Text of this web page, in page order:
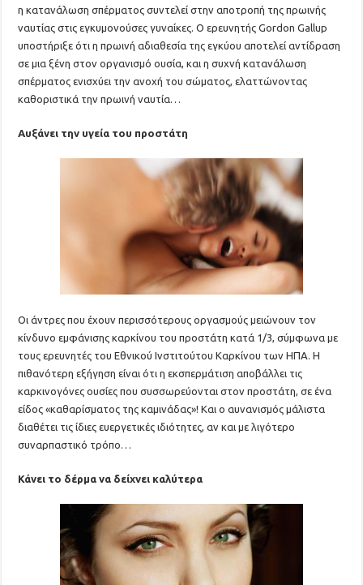
η κατανάλωση σπέρματος συντελεί στην αποτροπή της πρωινής
ναυτίας στις εγκυμονούσες γυναίκες. Ο ερευνητής Gordon Gallup
υποστήριξε ότι η πρωινή αδιαθεσία της εγκύου αποτελεί αντίδραση
σε μια ξένη στον οργανισμό ουσία, και η συχνή κατανάλωση
σπέρματος ενισχύει την ανοχή του σώματος, ελαττώνοντας
καθοριστικά την πρωινή ναυτία…
Αυξάνει την υγεία του προστάτη
Οι άντρες που έχουν περισσότερους οργασμούς μειώνουν τον
κίνδυνο εμφάνισης καρκίνου του προστάτη κατά 1/3, σύμφωνα με
τους ερευνητές του Εθνικού Ινστιτούτου Καρκίνου των ΗΠΑ. Η
πιθανότερη εξήγηση είναι ότι η εκσπερμάτιση αποβάλλει τις
καρκινογόνες ουσίες που συσσωρεύονται στον προστάτη, σε ένα
είδος «καθαρίσματος της καμινάδας»! Και ο αυνανισμός μάλιστα
διαθέτει τις ίδιες ευεργετικές ιδιότητες, αν και με λιγότερο
συναρπαστικό τρόπο…
Κάνει το δέρμα να δείχνει καλύτερα